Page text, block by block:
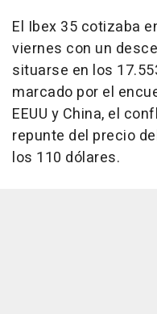
El Ibex 35 cotizaba
viernes con un
situarse en los
marcado por el
EEUU y China, el
repunte del precio
los 110 dólares.